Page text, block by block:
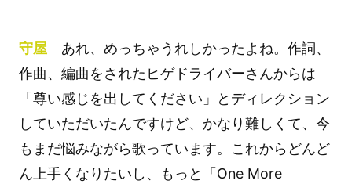
守屋 あれ、めっちゃうれしかったよね。作詞、
作曲、編曲をされたヒゲドライバーさんからは
「尊い感じを出してください」とディレクション
していただいたんですけど、かなり難しくて、今
もまだ悩みながら歌っています。これからどんど
ん上手くなりたいし、もっと「One More